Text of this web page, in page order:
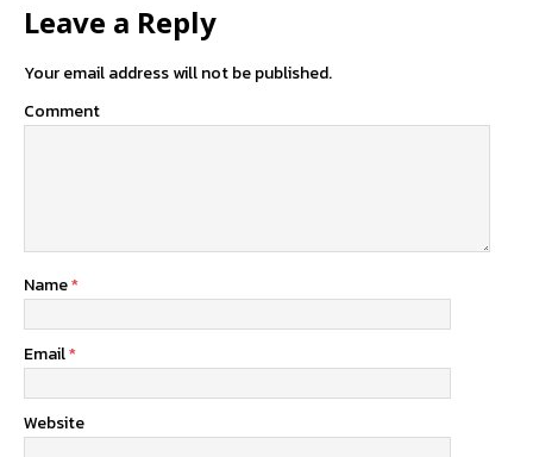
Leave a Reply
Your email address will not be published.
Comment
Name*
Email*
Website